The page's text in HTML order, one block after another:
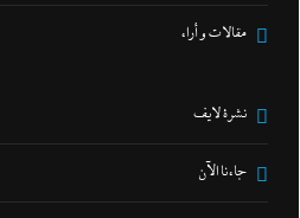
مقالات و أراء
نشرة لايف
جاءنا الآن